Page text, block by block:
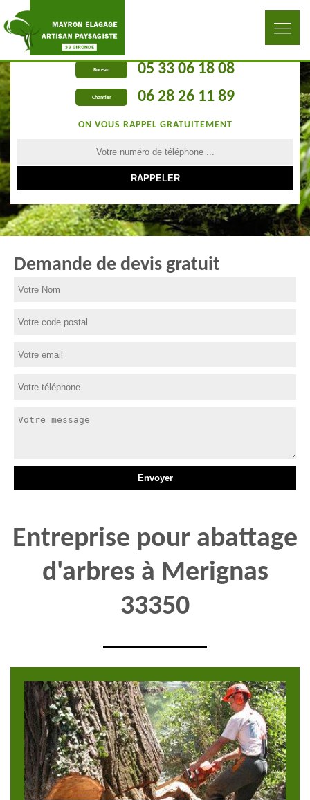
Bureau 05 33 06 18 08
Chantier 06 28 26 11 89
ON VOUS RAPPEL GRATUITEMENT
Demande de devis gratuit
Entreprise pour abattage
d'arbres à Merignas
33350